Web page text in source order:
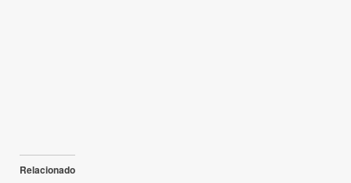
Relacionado